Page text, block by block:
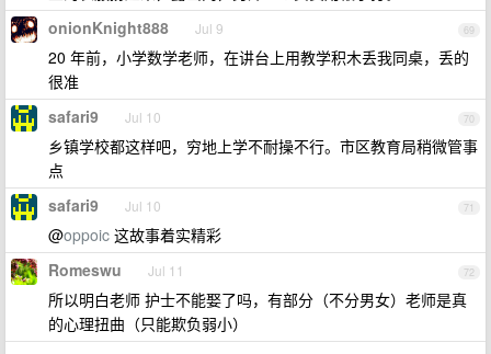
69
onionKnight888 Jul 9
20 年前，小学数学老师，在讲台上用教学积木丢我同桌，丢的
很准
70
safari9 Jul 10
乡镇学校都这样吧，穷地上学不耐操不行。市区教育局稍微管事
点
71
safari9 Jul 10
@oppoic 这故事着实精彩
72
Romeswu Jul 11
所以明白老师 护士不能娶了吗，有部分（不分男女）老师是真
的心理扭曲（只能欺负弱小）